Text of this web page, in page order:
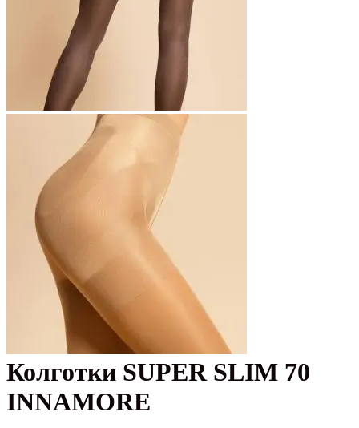
Колготки SUPER SLIM 70
INNAMORE